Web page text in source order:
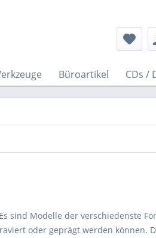
Büroartikel CDs /
sind Modelle der verschiedenste
oder geprägt werden können.